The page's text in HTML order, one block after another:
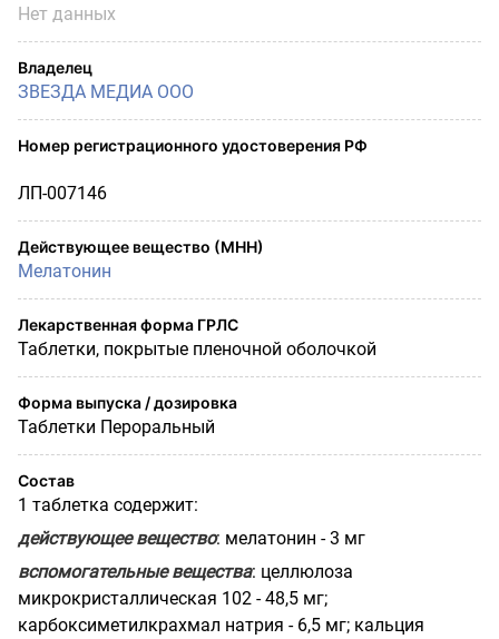
Нет данных
Владелец
ЗВЕЗДА МЕДИА ООО
Номер регистрационного удостоверения РФ
ЛП-007146
Действующее вещество (МНН)
Мелатонин
Лекарственная форма ГРЛС
Таблетки, покрытые пленочной оболочкой
Форма выпуска / дозировка
Таблетки Пероральный
Состав
1 таблетка содержит:
действующее вещество: мелатонин - 3 мг
вспомогательные вещества: целлюлоза
микрокристаллическая 102 - 48,5 мг;
карбоксиметилкрахмал натрия - 6,5 мг; кальция